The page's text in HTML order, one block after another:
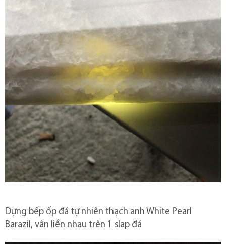
Dựng bếp ốp đá tự nhiên thạch anh White Pearl
Barazil, vân liền nhau trên 1 slap đá